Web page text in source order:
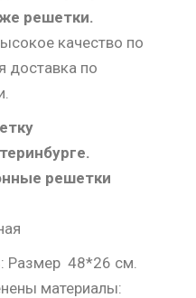
решетки.
качество по
доставка по
решетки
Размер 48*26 см.
материалы: